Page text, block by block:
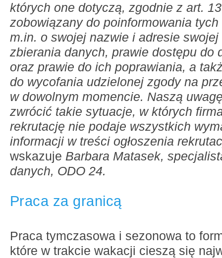
których one dotyczą, zgodnie z art.
zobowiązany do poinformowania tych
m.in. o swojej nazwie i adresie
zbierania danych, prawie dostępu do
oraz prawie do ich poprawiania, a
do wycofania udzielonej zgody na
w dowolnym momencie. Naszą
zwrócić takie sytuacje, w których
rekrutację nie podaje wszystkich
informacji w treści ogłoszenia
wskazuje Barbara Matasek,
danych, ODO 24.
Praca za granicą
Praca tymczasowa i sezonowa to
które w trakcie wakacji cieszą się